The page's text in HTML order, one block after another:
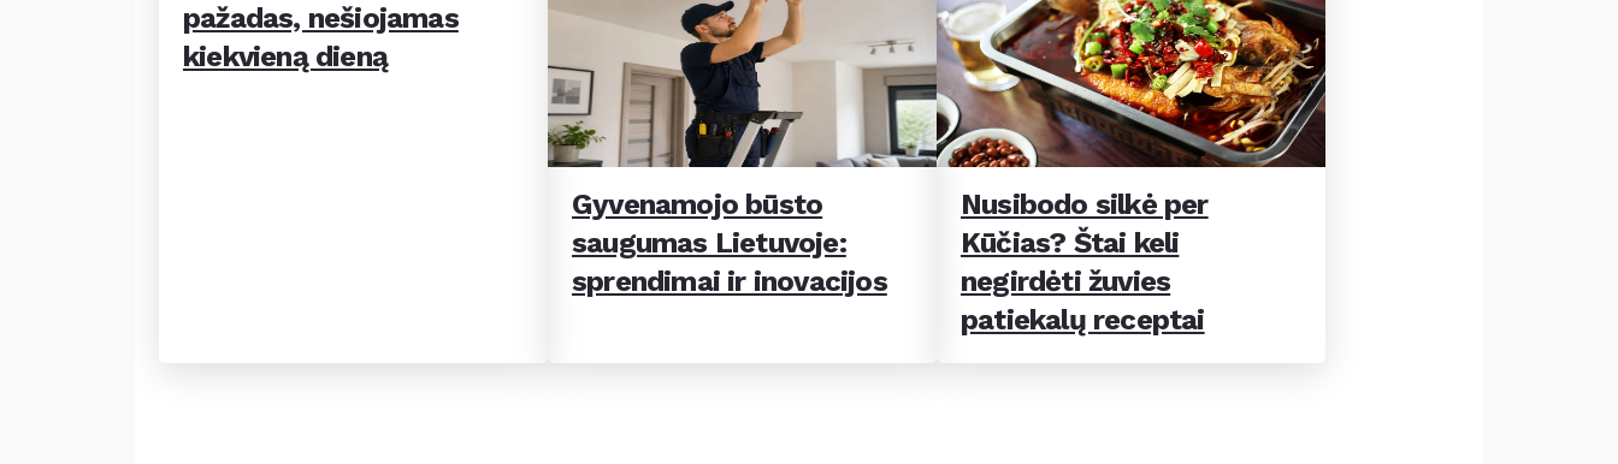
pažadas, nešiojamas
kiekvieną dieną
Gyvenamojo būsto
saugumas Lietuvoje:
sprendimai ir inovacijos
Nusibodo silkė per
Kūčias? Štai keli
negirdėti žuvies
patiekalų receptai